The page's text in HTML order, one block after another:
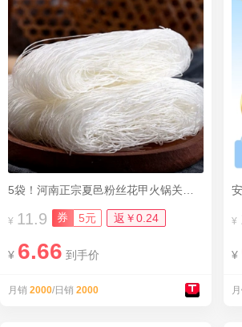
¥ 11.9 券 5元 返￥0.24
¥ 6.66 到手价
月销 2000/日销 2000
¥
¥